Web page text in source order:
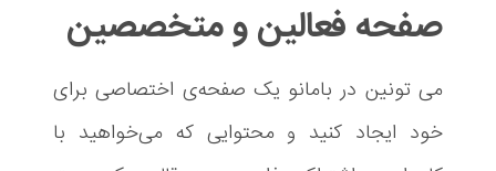
صفحه فعالین و متخصصین
می تونین در بامانو یک صفحه‌ی اختصاصی برای
خود ایجاد ‌کنید و محتوایی که می‌خواهید با